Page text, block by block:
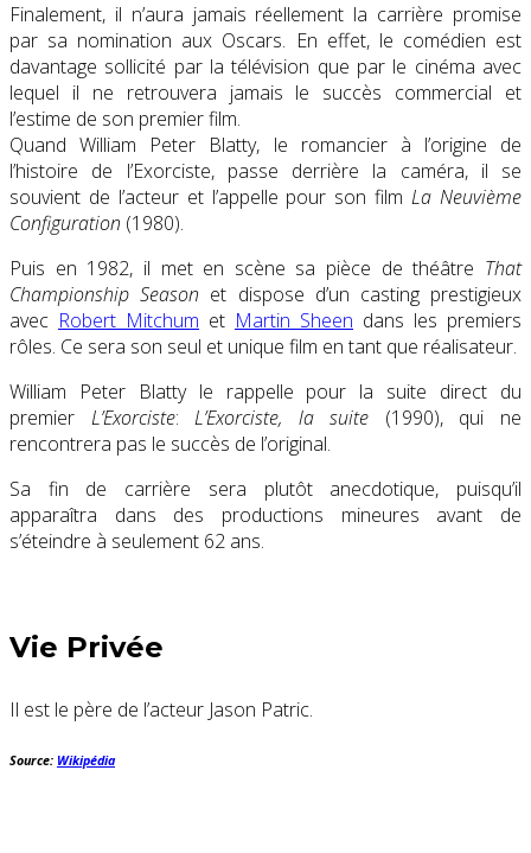
Finalement, il n’aura jamais réellement la carrière promise
par sa nomination aux Oscars. En effet, le comédien est
davantage sollicité par la télévision que par le cinéma avec
lequel il ne retrouvera jamais le succès commercial et
l’estime de son premier film.
Quand William Peter Blatty, le romancier à l’origine de
l’histoire de l’Exorciste, passe derrière la caméra, il se
souvient de l’acteur et l’appelle pour son filmLa Neuvième
Configuration (1980).
Puis en 1982, il met en scène sa pièce de théâtre That
Championship Season et dispose d’un casting prestigieux
avec Robert Mitchum et Martin Sheen dans les premiers
rôles. Ce sera son seul et unique film en tant que réalisateur.
William Peter Blatty le rappelle pour la suite direct du
premier L’Exorciste:L’Exorciste, la suite (1990), qui ne
rencontrera pas le succès de l’original.
Sa fin de carrière sera plutôt anecdotique, puisqu’il
apparaîtra dans des productions mineures avant de
s’éteindre à seulement 62 ans.
Vie Privée
Il est le père de l’acteur Jason Patric.
Source: Wikipédia